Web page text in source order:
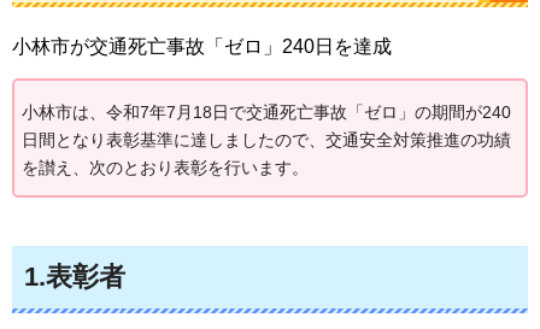
小林市が交通死亡事故「ゼロ」240日を達成
小林市は、令和7年7月18日で交通死亡事故「ゼロ」の期間が240
日間となり表彰基準に達しましたので、交通安全対策推進の功績
を讃え、次のとおり表彰を行います。
1.表彰者